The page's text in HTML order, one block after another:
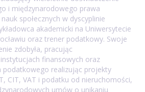
i międzynarodowego prawa
społecznych w dyscyplinie
akademicki na Uniwersytecie
oraz trener podatkowy. Swoje
zdobyła, pracując
finansowych oraz
podatkowego realizując projekty
CIT, VAT i podatku od nieruchomości,
umów o unikaniu